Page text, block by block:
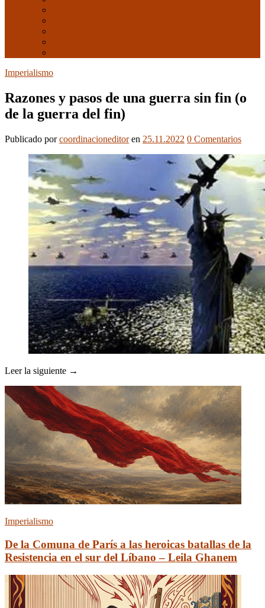
Imperialismo
Razones y pasos de una guerra sin fin (o
de la guerra del fin)
Publicado porcoordinacioneditor en 25.11.2022 0 Comentarios
Leer la siguiente →
Imperialismo
De la Comuna de París a las heroicas batallas de la
Resistencia en el sur del Líbano – Leila Ghanem